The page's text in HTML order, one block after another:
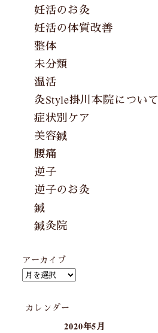
妊活のお灸
妊活の体質改善
整体
未分類
温活
灸Style掛川本院について
症状別ケア
美容鍼
腰痛
逆子
逆子のお灸
鍼
鍼灸院
アーカイブ
カレンダー
2020年5月